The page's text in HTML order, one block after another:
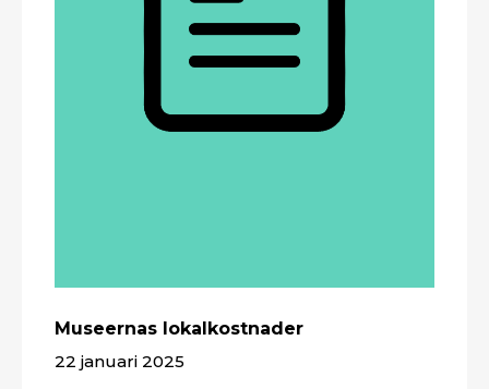
Museernas lokalkostnader
22 januari 2025